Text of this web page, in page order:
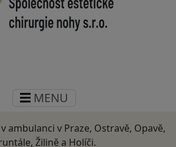
MENU
ambulanci v Praze, Ostravě, Opavě,
Žilině a Holíči.